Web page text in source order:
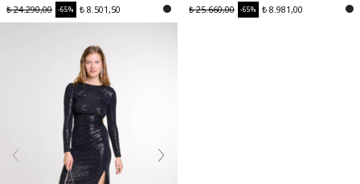
₺ 24.290,00 -65% ₺ 8.501,50 ₺ 25.660,00 -65% ₺ 8.981,00